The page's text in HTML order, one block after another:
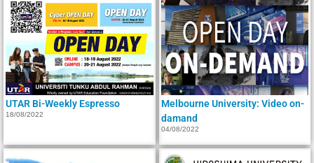
UTAR Bi-Weekly Espresso
18/08/2022
Melbourne University: Video on-
damand
04/08/2022